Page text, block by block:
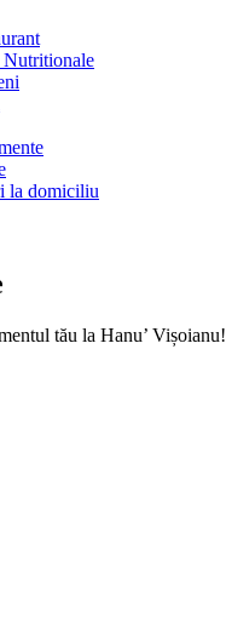
la domiciliu
tău la Hanu’ Vișoianu!